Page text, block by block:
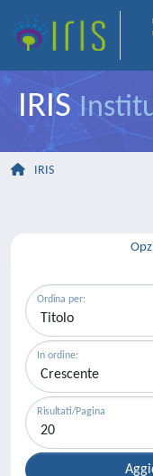
IRIS
IRIS
Ordina per:
In ordine:
Risultati/Pagina